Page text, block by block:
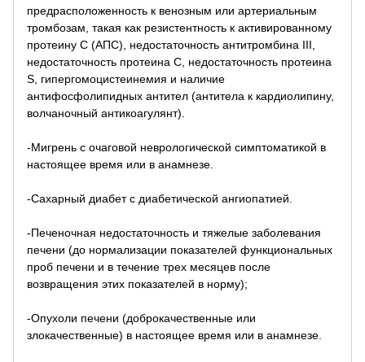
предрасположенность к венозным или артериальным
тромбозам, такая как резистентность к активированному
протеину С (АПС), недостаточность антитромбина III,
недостаточность протеина С, недостаточность протеина
S, гипергомоцистеинемия и наличие
антифосфолипидных антител (антитела к кардиолипину,
волчаночный антикоагулянт).
-Мигрень с очаговой неврологической симптоматикой в
настоящее время или в анамнезе.
-Сахарный диабет с диабетической ангиопатией.
-Печеночная недостаточность и тяжелые заболевания
печени (до нормализации показателей функциональных
проб печени и в течение трех месяцев после
возвращения этих показателей в норму);
-Опухоли печени (доброкачественные или
злокачественные) в настоящее время или в анамнезе.